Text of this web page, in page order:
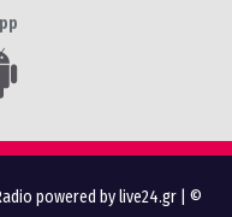
powered by live24.gr | ©